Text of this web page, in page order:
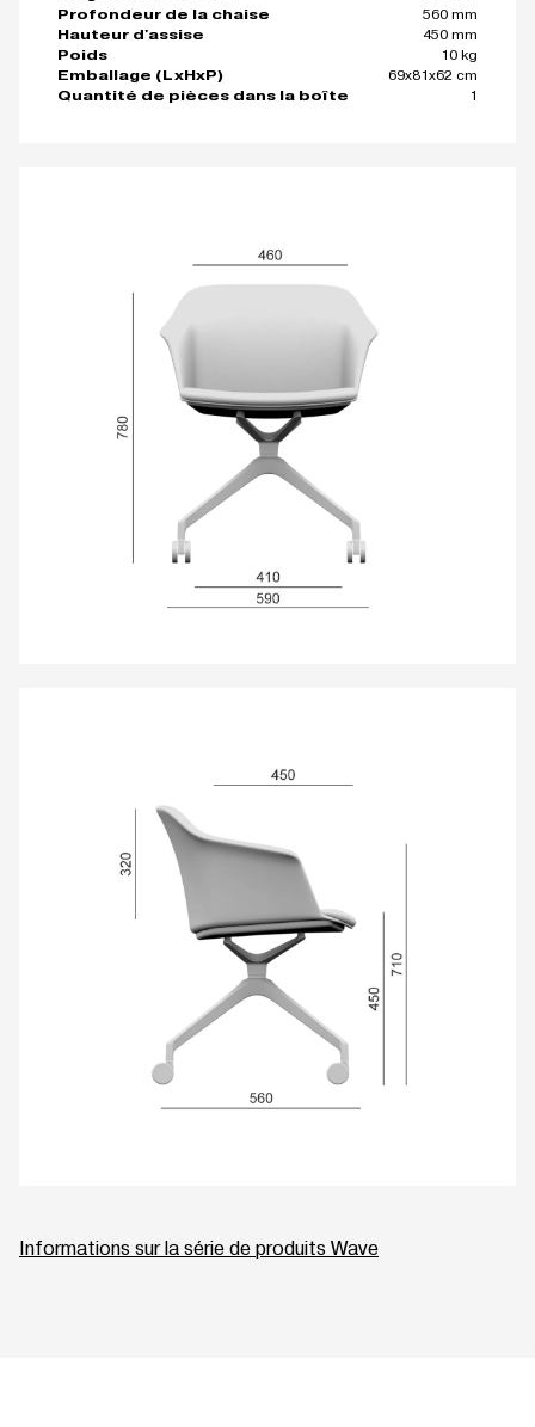
Profondeur de la chaise
560 mm
Hauteur d'assise
450 mm
Poids
10 kg
Emballage (LxHxP)
69x81x62 cm
Quantité de pièces dans la boîte
1
Informations sur la série de produits Wave